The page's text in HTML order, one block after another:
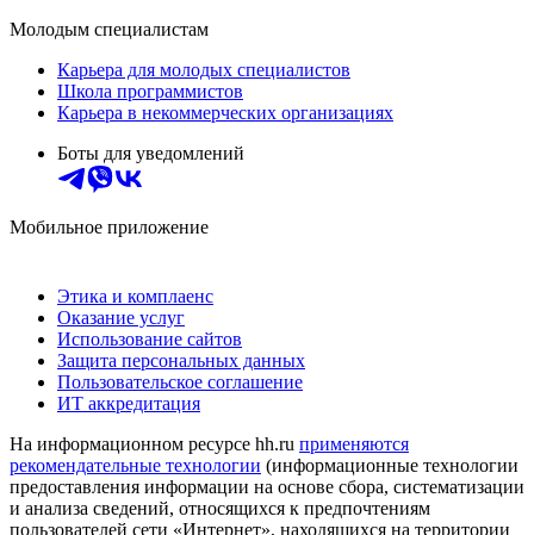
Молодым специалистам
Карьера для молодых специалистов
Школа программистов
Карьера в некоммерческих организациях
Боты для уведомлений
Мобильное приложение
Этика и комплаенс
Оказание услуг
Использование сайтов
Защита персональных данных
Пользовательское соглашение
ИТ аккредитация
На информационном ресурсе hh.ru применяются
рекомендательные технологии (информационные технологии
предоставления информации на основе сбора, систематизации
и анализа сведений, относящихся к предпочтениям
пользователей сети «Интернет», находящихся на территории